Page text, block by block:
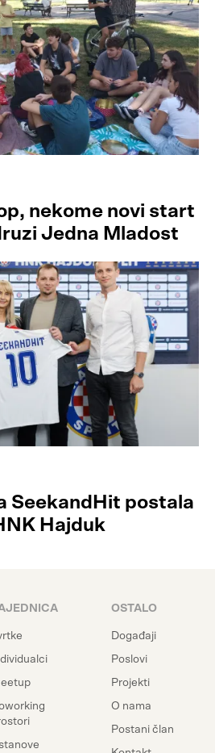
nekome novi start
Jedna Mladost
SeekandHit postala
Hajduk
OSTALO
Događaji
Poslovi
Projekti
O nama
Postani član